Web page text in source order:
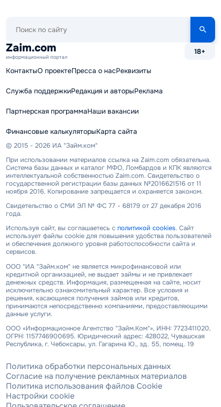
сайту
Zaim.com
информационный портал
18+
КонтактыО проектеПресса о насРеквизиты
Служба поддержкиРедакция и авторыРеклама
Партнерская программаНаши вакансии
Финансовые калькуляторыКарта сайта
© 2015 - 2026 ИА "Займ.ком"
При использовании материалов ссылка на Zaim.com обязательна.
Система базы данных и каталог МФО, Ломбардов и КПК являются
интеллектуальной собственностью Zaim.com. Свидетельство о
государственной регистрации базы данных №2016621516 от 11
ноября 2016. Копирование запрещается и охраняется законом.
Свидетельство о СМИ ЭЛ № ФС 77 - 68179 от 27 декабря 2016
года.
Используя сайт, вы соглашаетесь с политикой cookies. Сайт
использует файлы cookie для повышения удобства пользователей
и обеспечения должного уровня работоспособности сайта и
сервисов.
ООО "ИА "Займ.ком" не является микрофинансовой или
кредитной организацией, не выдает займы и не привлекает
денежных средств. Информация, размещенная на сайте, носит
исключительно ознакомительный характер. Все условия и
решения, касающиеся получения займов или кредитов,
принимаются непосредственно компаниями, предоставляющими
данные услуги.
ООО «Информационное Агентство "Займ.Ком"», ИНН: 7723411020,
ОГРН: 1157746900695. Юридический адрес: 428022, Чувашская
Республика, г. Чебоксары, ул. Гагарина Ю., зд. 55, помещ. 19
Политика обработки персональных данных
Согласие на получение рекламных материалов
Политика использования файлов Cookie
Настройки cookie